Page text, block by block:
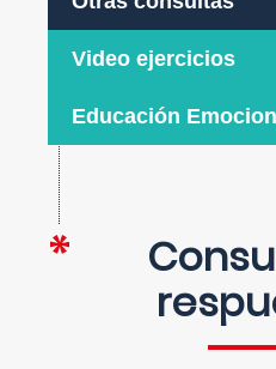
Video ejercicios
Educación